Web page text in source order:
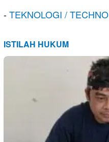
-TEKNOLOGI / TECHNO
ISTILAH HUKUM